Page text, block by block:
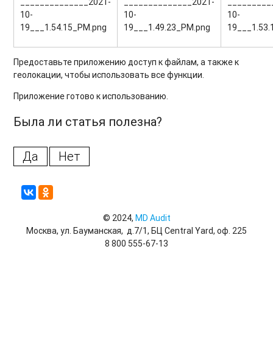
Предоставьте приложению доступ к файлам, а также к
геолокации, чтобы использовать все функции.
Приложение готово к использованию.
Была ли статья полезна?
Да Нет
© 2024, MD Audit
Москва, ул. Бауманская, д.7/1, БЦ Central Yard, оф. 225
8 800 555-67-13